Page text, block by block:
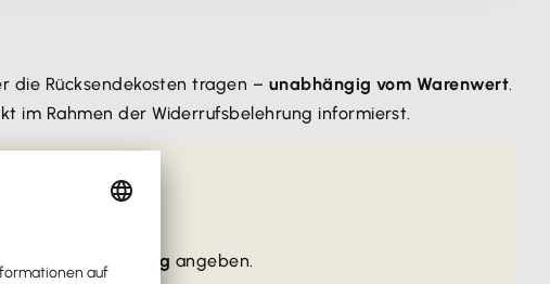
die Rücksendekosten tragen – unabhängig vom Warenwert.
im Rahmen der Widerrufsbelehrung informierst.
Widerrufsbelehrung angeben.